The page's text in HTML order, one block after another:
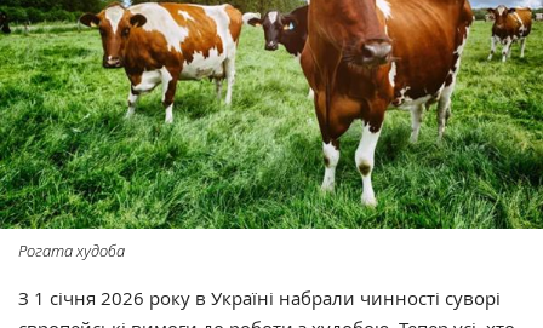
Рогата худоба
З 1 січня 2026 року в Україні набрали чинності суворі